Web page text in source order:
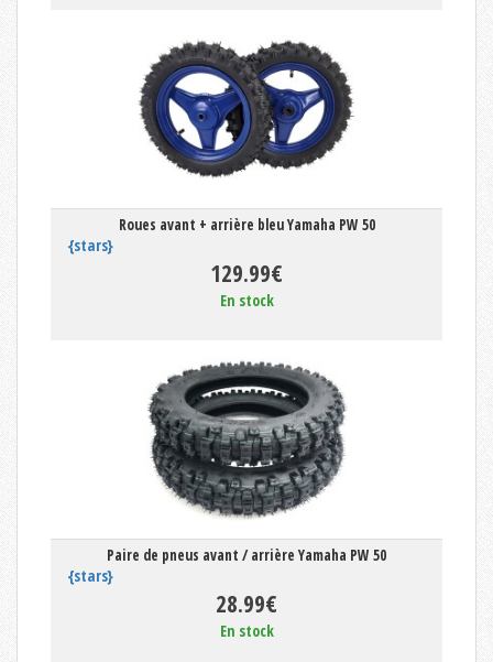
Roues avant + arrière bleu Yamaha PW 50
{stars}
129.99€
En stock
Paire de pneus avant / arrière Yamaha PW 50
{stars}
28.99€
En stock